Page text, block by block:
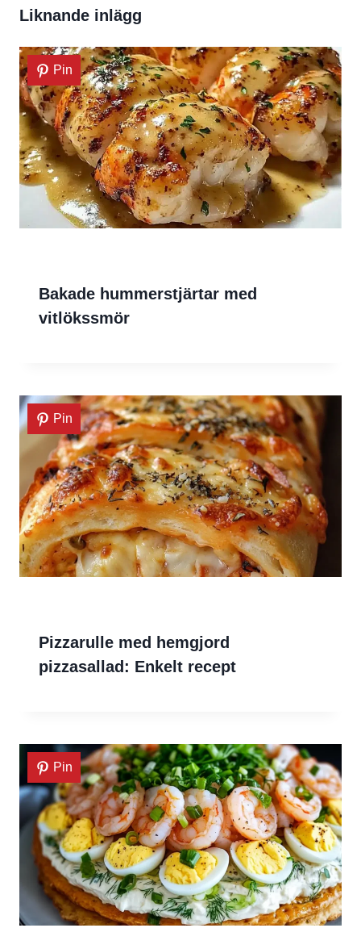
Liknande inlägg
Pin
Bakade hummerstjärtar med
vitlökssmör
Pin
Pizzarulle med hemgjord
pizzasallad: Enkelt recept
Pin